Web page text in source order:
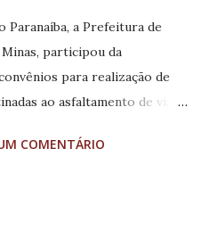
Paranaíba, a Prefeitura de
participou da
para realização de
ao asfaltamento de vias
Apoio para o
e Transferência de
COMENTÁRIO